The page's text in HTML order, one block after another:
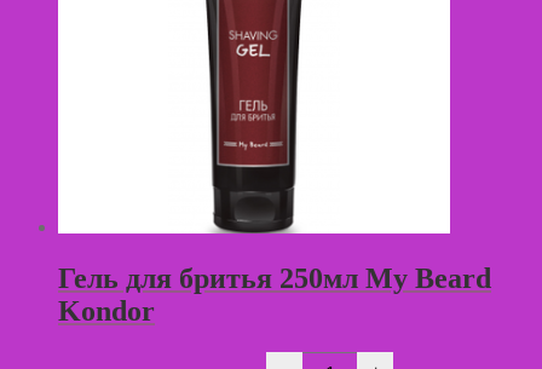
Гель для бритья 250мл My Beard
Kondor
Количество